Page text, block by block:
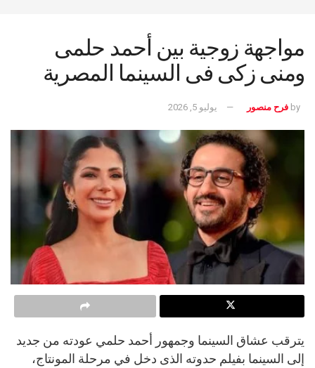
مواجهة زوجية بين أحمد حلمى
ومنى زكى فى السينما المصرية
by فرح منصور يوليو 5, 2026
يترقب عشاق السينما وجمهور أحمد حلمي عودته من جديد
إلى السينما بفيلم حدوته الذى دخل في مرحلة المونتاج،